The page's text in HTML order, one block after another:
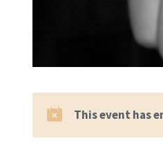
This event has